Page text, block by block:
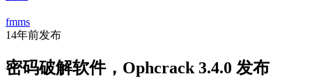
fmms
14年前发布
密码破解软件，Ophcrack 3.4.0 发布